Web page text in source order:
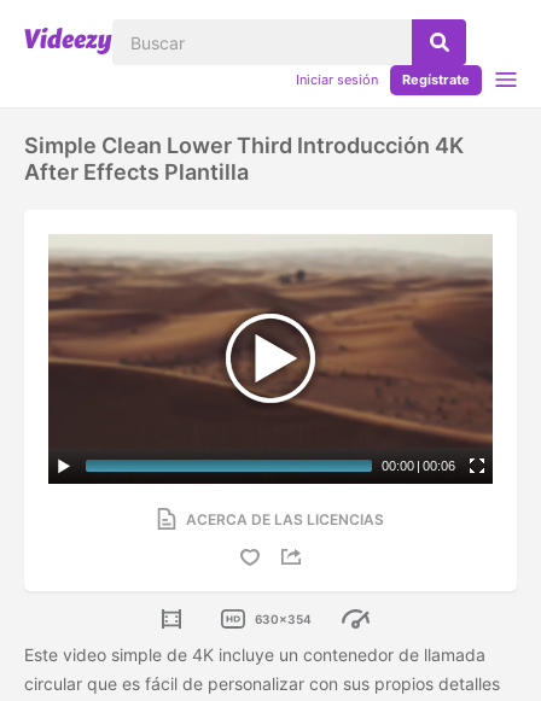
Iniciar sesión Regístrate
Simple Clean Lower Third Introducción 4K
After Effects Plantilla
00:00 | 00:06
ACERCA DE LAS LICENCIAS
630x354
Este video simple de 4K incluye un contenedor de llamada
circular que es fácil de personalizar con sus propios detalles